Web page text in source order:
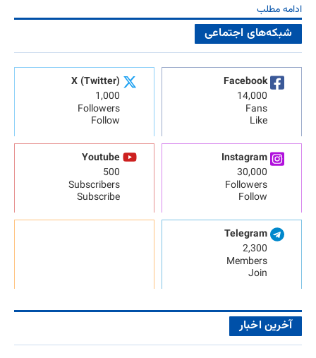
ادامه مطلب
شبکه‌های اجتماعی
Facebook
14,000
Fans
Like
X (Twitter)
1,000
Followers
Follow
Instagram
30,000
Followers
Follow
Youtube
500
Subscribers
Subscribe
Telegram
2,300
Members
Join
آخرین اخبار